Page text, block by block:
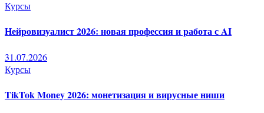
Курсы
Нейровизуалист 2026: новая профессия и работа с AI
31.07.2026
Курсы
TikTok Money 2026: монетизация и вирусные ниши